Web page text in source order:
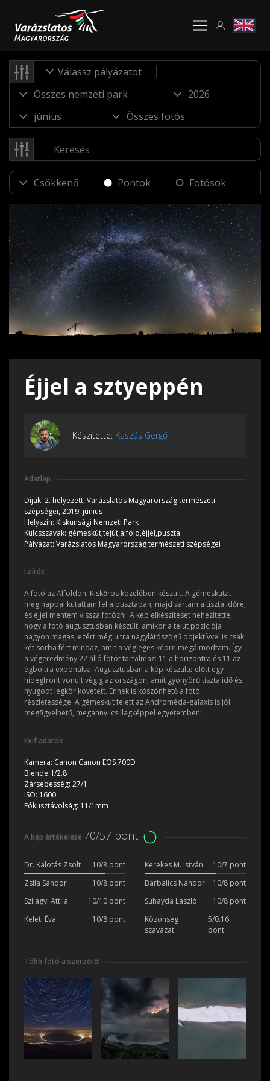
Válassz pályázatot
Pontok Fotósok
Éjjel a sztyeppén
Készítette: Kaszás Gergő
Adatlap
Díjak: 2. helyezett, Varázslatos Magyarország természeti
szépségei, 2019, június
Helyszín: Kiskunsági Nemzeti Park
Kulcsszavak: gémeskút,tejút,alföld,éjjel,puszta
Pályázat: Varázslatos Magyarország természeti szépségei
Leírás
A fotó az Alföldön, Kiskőrös közelében készült. A gémeskutat
még nappal kutattam fel a pusztában, majd vártam a tiszta időre,
és éjjel mentem vissza fotózni. A kép elkészítését nehezítette,
hogy a fotó augusztusban készült, amikor a tejút pozíciója
nagyon magas, ezért még ultra nagylátószögű objektívvel is csak
két sorba fért mindaz, amit a végleges képre megálmodtam. Így
a végeredmény 22 álló fotót tartalmaz: 11 a horizontra és 11 az
égboltra exponálva. Augusztusban a kép készülte előtt egy
hidegfront vonult végig az országon, amit gyönyörű tiszta idő és
nyugodt légkör követett. Ennek is köszönhető a fotó
részletessége. A gémeskút felett az Androméda-galaxis is jól
megfigyelhető, megannyi csillagképpel egyetemben!
Exif adatok
Kamera: Canon Canon EOS 700D
Blende:f/2.8
Zársebesség: 27/1
ISO: 1600
Fókusztávolság: 11/1mm
A kép értékelése 70/57 pont
Dr. Kalotás Zsolt 10/8 pont Kerekes M. István
10/7 pont
Zsila Sándor
10/8 pont Barbalics Nándor
10/8 pont
Szilágyi Attila
10/10 pont Suhayda László
10/8 pont
Keleti Éva
10/8 pont
Közönség
szavazat
5/0.16
pont
Több fotó a szerzőtől